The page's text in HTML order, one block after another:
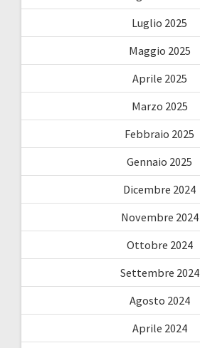
Luglio 2025
Maggio 2025
Aprile 2025
Marzo 2025
Febbraio 2025
Gennaio 2025
Dicembre 2024
Novembre 2024
Ottobre 2024
Settembre 2024
Agosto 2024
Aprile 2024